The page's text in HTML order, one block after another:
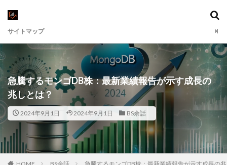
サイトマップ
急騰するモンゴDB株：最新業績報告が示す成長の
兆しとは？
2024年9月1日 2024年9月1日 BS余話